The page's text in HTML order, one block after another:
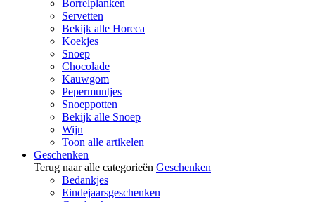
Borrelplanken
Servetten
Bekijk alle Horeca
Koekjes
Snoep
Chocolade
Kauwgom
Pepermuntjes
Snoeppotten
Bekijk alle Snoep
Wijn
Toon alle artikelen
Geschenken
Terug naar alle categorieën Geschenken
Bedankjes
Eindejaarsgeschenken